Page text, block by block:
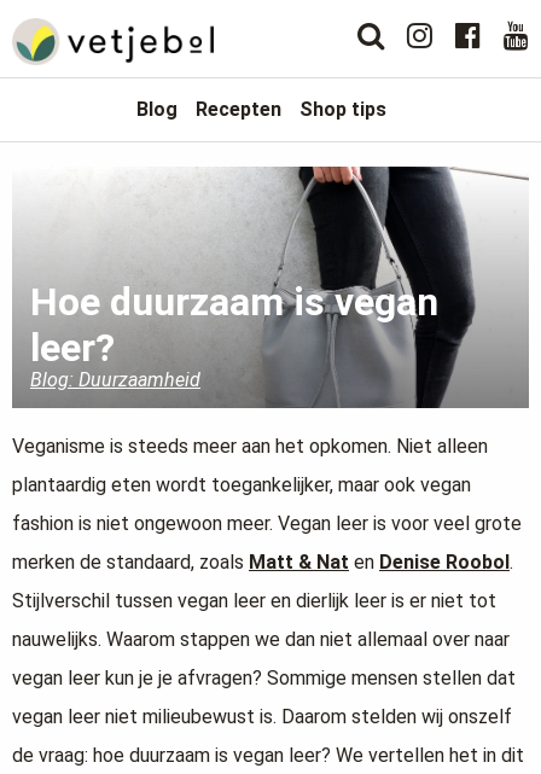
Blog Recepten Shop tips
Hoe duurzaam is vegan
leer?
Blog: Duurzaamheid
Veganisme is steeds meer aan het opkomen. Niet alleen
plantaardig eten wordt toegankelijker, maar ook vegan
fashion is niet ongewoon meer. Vegan leer is voor veel grote
merken de standaard, zoals Matt & Nat en Denise Roobol .
Stijlverschil tussen vegan leer en dierlijk leer is er niet tot
nauwelijks. Waarom stappen we dan niet allemaal over naar
vegan leer kun je je afvragen? Sommige mensen stellen dat
vegan leer niet milieubewust is. Daarom stelden wij onszelf
de vraag: hoe duurzaam is vegan leer? We vertellen het in dit